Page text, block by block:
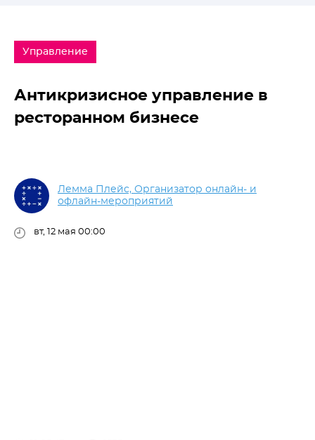
Управление
Антикризисное управление в
ресторанном бизнесе
Лемма Плейс, Организатор онлайн- и
офлайн-мероприятий
вт, 12 мая 00:00